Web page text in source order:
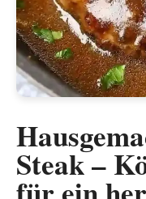
Steak –